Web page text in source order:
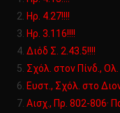
Ηρ. 4.27!!!!
Ηρ. 3.116!!!!
Διόδ Σ. 2.43.5!!!!
Σχόλ. στον Πίνδ., Ολ.
Ευστ., Σχόλ. στο
Αισχ., Πρ. 802-806·